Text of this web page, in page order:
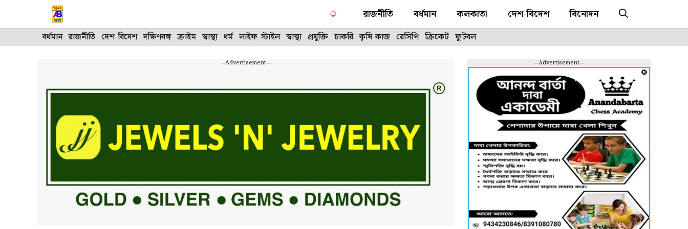
রাজনীতি বর্ধমান কলকাতা দেশ-বিদেশ বিনোদন
বর্ধমান রাজনীতি দেশ-বিদেশ দক্ষিণবঙ্গ ক্রাইম স্বাস্থ্য ধর্ম লাইফ-স্টাইল স্বাস্থ্য প্রযুক্তি চাকরি কৃষি-কাজ রেসিপি ক্রিকেট ফুটবল
---Advertisement--- ---Advertisement---